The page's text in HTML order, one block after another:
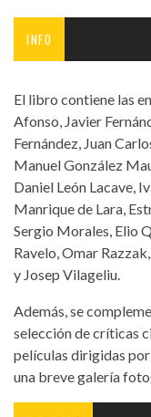
INFO
El libro contiene las
Afonso, Javier
Fernández, Juan
Manuel González
Daniel León Lacave,
Manrique de Lara,
Sergio Morales, Elio
Ravelo, Omar
y Josep Vilageliu.
Además, se
selección de críticas
películas dirigidas
una breve galería